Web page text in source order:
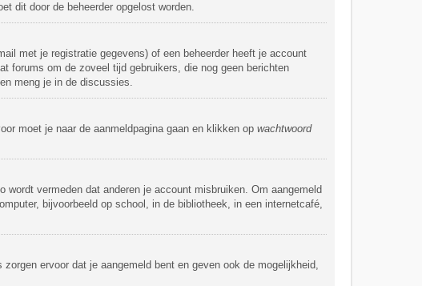
dit door de beheerder opgelost worden.
met je registratie gegevens) of een beheerder heeft je account
forums om de zoveel tijd gebruikers, die nog geen berichten
meng je in de discussies.
moet je naar de aanmeldpagina gaan en klikken op wachtwoord
vermeden dat anderen je account misbruiken. Om aangemeld
bijvoorbeeld op school, in de bibliotheek, in een internetcafé,
ervoor dat je aangemeld bent en geven ook de mogelijkheid,